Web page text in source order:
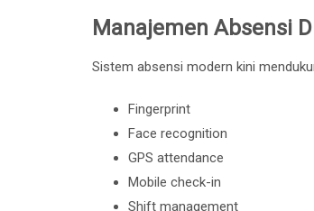
Manajemen Absensi
Sistem absensi modern kini
Fingerprint
Face recognition
GPS attendance
Mobile check-in
Shift management